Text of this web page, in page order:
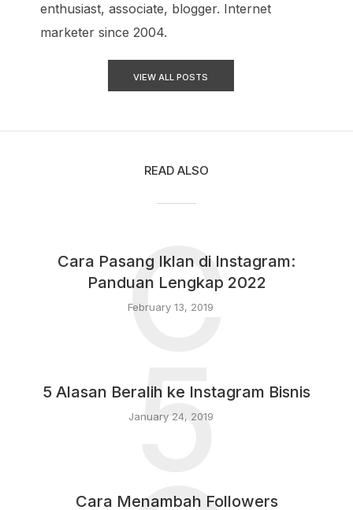
enthusiast, associate, blogger. Internet
marketer since 2004.
VIEW ALL POSTS
READ ALSO
Cara Pasang Iklan di Instagram:
Panduan Lengkap 2022
February 13, 2019
C
5 Alasan Beralih ke Instagram Bisnis
January 24, 2019
5
Cara Menambah Followers